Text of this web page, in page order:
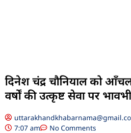
दिनेश चंद्र चौनियाल को
वर्षों की उत्कृष्ट सेवा पर
7:07 am
No Comments